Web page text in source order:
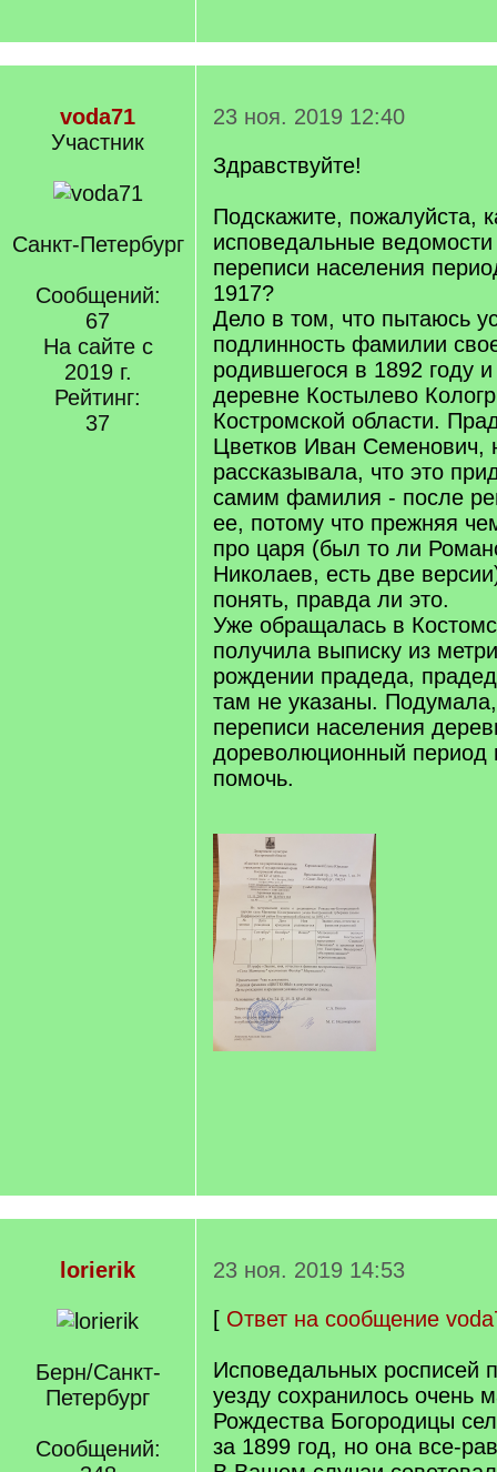
voda71
Участник
Санкт-Петербург
Сообщений:
67
На сайте с
2019 г.
Рейтинг:
37
23 ноя. 2019 12:40
Здравствуйте!
Подскажите, пожалуйста,
исповедальные
переписи населения
1917?
Дело в том, что пытаюсь
подлинность фамилии
родившегося в 1892 году
деревне Костылево
Костромской области.
Цветков Иван Семенович,
рассказывала, что это
самим фамилия - после
ее, потому что прежняя
про царя (был то ли
Николаев, есть две
понять, правда ли это.
Уже обращалась в
получила выписку из
рождении прадеда,
там не указаны.
переписи населения
дореволюционный период
помочь.
lorierik
Берн/Санкт-
Петербург
Сообщений:
23 ноя. 2019 14:53
[ Ответ на сообщение
Исповедальных росписей
уезду сохранилось очень
Рождества Богородицы
за 1899 год, но она все-